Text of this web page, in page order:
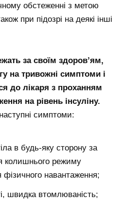
обстеженні з метою
при підозрі на деякі інші
за своїм здоров’ям,
на тривожні симптоми і
до лікаря з проханням
на рівень інсуліну.
симптоми:
в будь-яку сторону за
колишнього режиму
фізичного навантаження;
швидка втомлюваність;